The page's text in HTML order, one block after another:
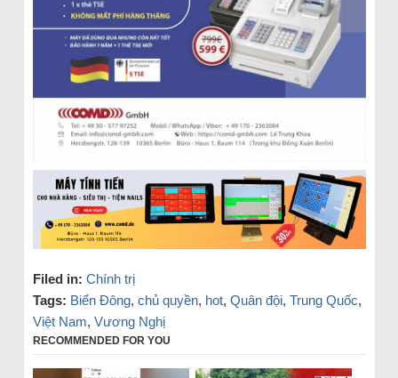
Filed in: Chính trị
Tags: Biển Đông, chủ quyền, hot, Quân đội, Trung Quốc,
Việt Nam, Vương Nghị
RECOMMENDED FOR YOU